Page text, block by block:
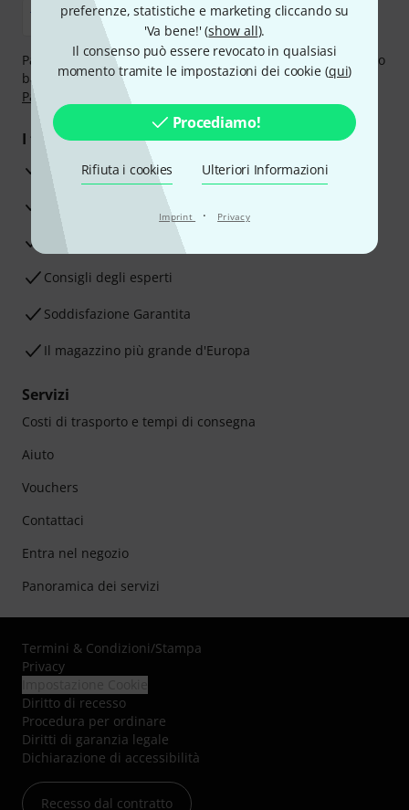
preferenze, statistiche e marketing cliccando su
'Va bene!' (show all).
Il consenso può essere revocato in qualsiasi
momento tramite le impostazioni dei cookie (qui)
Procediamo!
Rifiuta i cookies Ulteriori Informazioni
Imprint · Privacy
Paga in tutta sicurezza con Contanti alla consegna, Bonifico
bancario, PayPal, Amazon Pay,Klarna Paga Ora,Klarna
Paga in 3 rate
oppure Carta di credito.
I tuoi vantaggi
3 anni di garanzia Thomann
30 giorni di garanzia soddisfatti o rimborsati
Consigli degli esperti
Soddisfazione Garantita
Il magazzino più grande d'Europa
Servizi
Costi di trasporto e tempi di consegna
Aiuto
Vouchers
Contattaci
Entra nel negozio
Panoramica dei servizi
Termini & Condizioni/Stampa
Privacy
Diritto di recesso
Procedura per ordinare
Diritti di garanzia legale
Dichiarazione di accessibilità
Recesso dal contratto